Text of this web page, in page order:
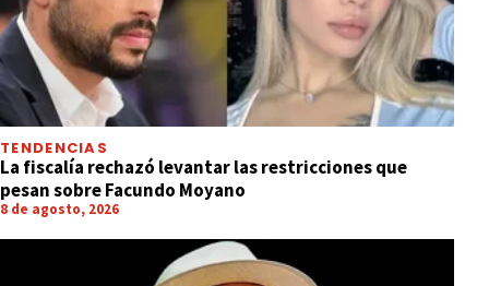
TENDENCIAS
La fiscalía rechazó levantar las restricciones que
pesan sobre Facundo Moyano
8 de agosto, 2026